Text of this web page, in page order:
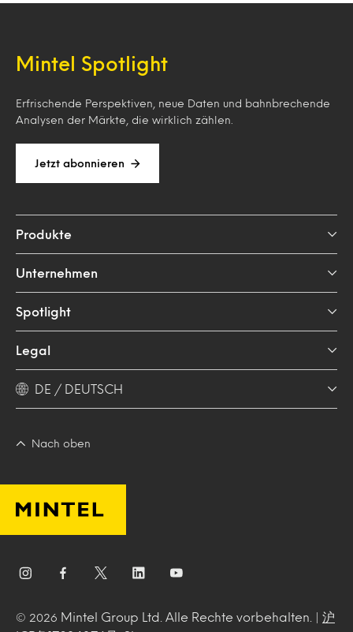
Mintel Spotlight
Erfrischende Perspektiven, neue Daten und bahnbrechende
Analysen der Märkte, die wirklich zählen.
Jetzt abonnieren
Produkte
Unternehmen
Spotlight
Legal
DE / DEUTSCH
Nach oben
© 2026 Mintel Group Ltd. Alle Rechte vorbehalten. | 沪